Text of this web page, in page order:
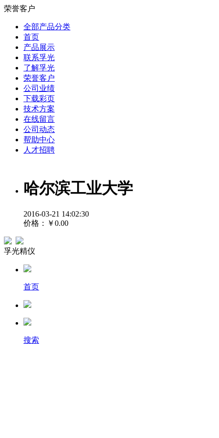
荣誉客户
全部产品分类
首页
产品展示
联系孚光
了解孚光
荣誉客户
公司业绩
下载彩页
技术方案
在线留言
公司动态
帮助中心
人才招聘
哈尔滨工业大学
2016-03-21 14:02:30
价格：
￥0.00
孚光精仪
首页
搜索